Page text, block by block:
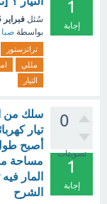
1
إجابة
سُئل فبراير 6، 2024
بواسطة صبا
تراتزستور
مللي
التيار
0
تصويتات
1
إجابة
مساحة
المار
الشرح